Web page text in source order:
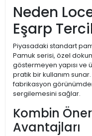
Neden
Eşarp
Piyasadaki standart
Pamuk serisi, özel
göstermeyen yapısı
pratik bir kullanım sunar.
fabrikasyon
sergilemesini sağlar.
Kombin
Avantajları